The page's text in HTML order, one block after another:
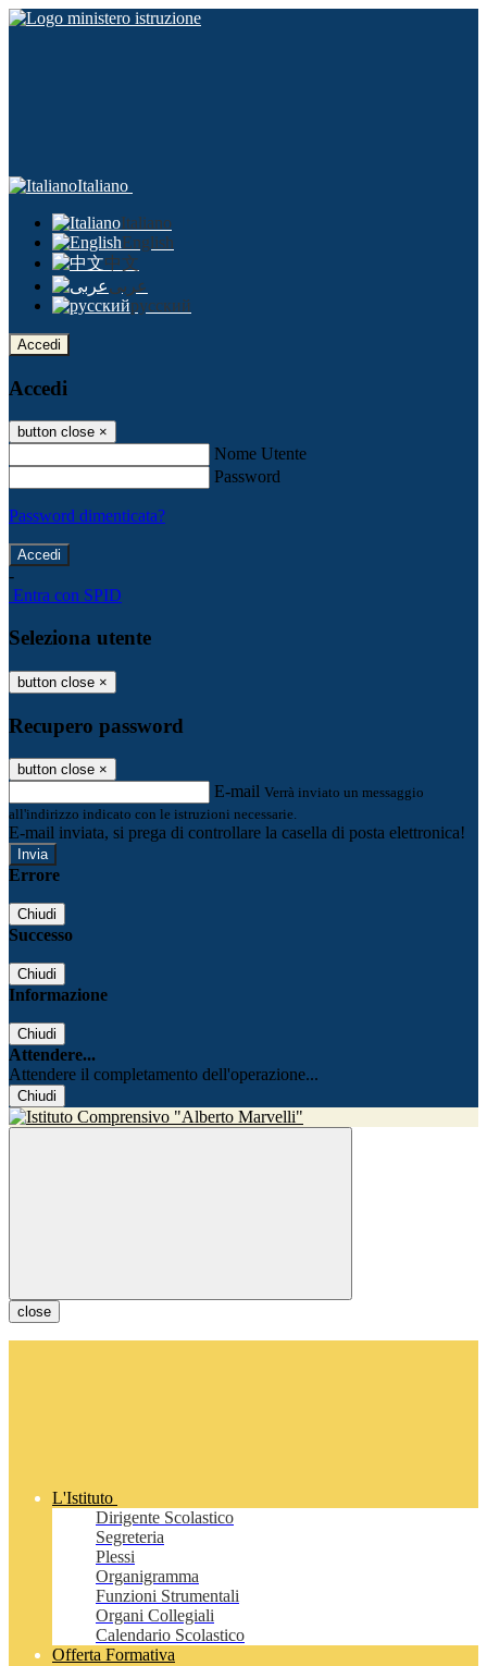
Italiano
Italiano
English
中文
عربى
русский
Accedi
Accedi
button close ×
Nome Utente
Password
Password dimenticata?
-
Entra con SPID
Seleziona utente
button close ×
Recupero password
button close ×
E-mail Verrà inviato un messaggio
all'indirizzo indicato con le istruzioni necessarie.
E-mail inviata, si prega di controllare la casella di posta elettronica!
Errore
Chiudi
Successo
Chiudi
Informazione
Chiudi
Attendere...
Attendere il completamento dell'operazione...
Chiudi
close
L'Istituto
Dirigente Scolastico
Segreteria
Plessi
Organigramma
Funzioni Strumentali
Organi Collegiali
Calendario Scolastico
Offerta Formativa